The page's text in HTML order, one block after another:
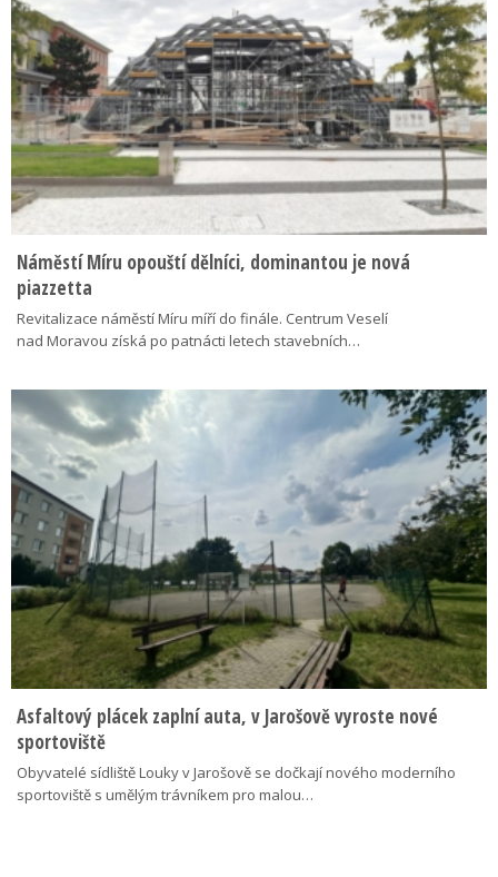
Náměstí Míru opouští dělníci, dominantou je nová
piazzetta
Revitalizace náměstí Míru míří do finále. Centrum Veselí
nad Moravou získá po patnácti letech stavebních…
Asfaltový plácek zaplní auta, v Jarošově vyroste nové
sportoviště
Obyvatelé sídliště Louky v Jarošově se dočkají nového moderního
sportoviště s umělým trávníkem pro malou…